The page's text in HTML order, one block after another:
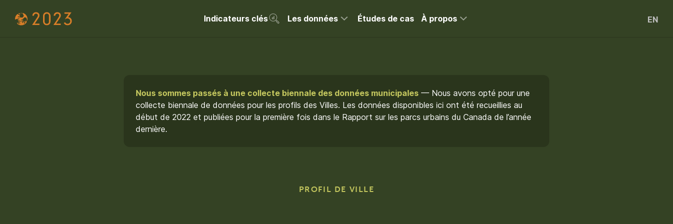
Indicateurs clés Les données Études de cas À propos EN
Nous sommes passés à une collecte biennale des données municipales — Nous avons opté pour une
collecte biennale de données pour les profils des Villes. Les données disponibles ici ont été recueillies au
début de 2022 et publiées pour la première fois dans le Rapport sur les parcs urbains du Canada de l’année
dernière.
PROFIL DE VILLE